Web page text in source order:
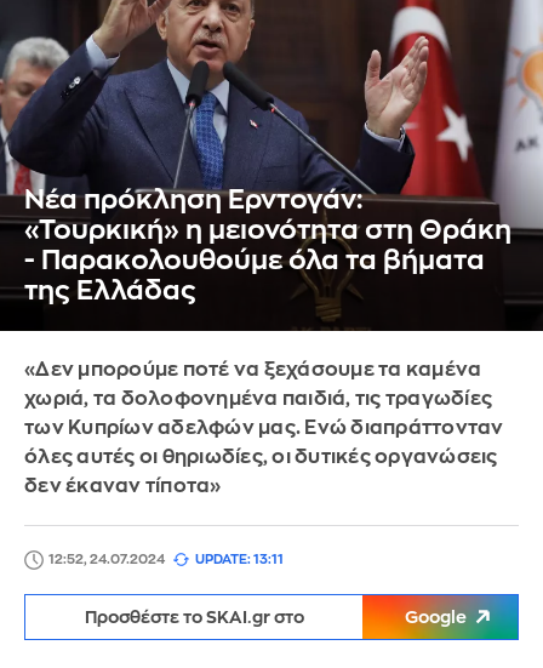
Νέα πρόκληση Ερντογάν:
«Τουρκική» η μειονότητα στη Θράκη
- Παρακολουθούμε όλα τα βήματα
της Ελλάδας
«Δεν μπορούμε ποτέ να ξεχάσουμε τα καμένα
χωριά, τα δολοφονημένα παιδιά, τις τραγωδίες
των Κυπρίων αδελφών μας. Ενώ διαπράττονταν
όλες αυτές οι θηριωδίες, οι δυτικές οργανώσεις
δεν έκαναν τίποτα»
12:52, 24.07.2024 UPDATE: 13:11
Προσθέστε το SKAI.gr στο Google